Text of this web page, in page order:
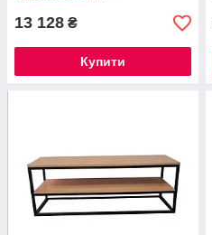
13 128 ₴
Купити